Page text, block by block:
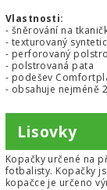
Vlastnosti:
- šněrování na
- texturovaný
- perforovaný
- polstrovaná pata
- podešev
- obsahuje nejméně
Lisovky
Kopačky určené na
fotbalisty. Kopačky
kopačce je určeno